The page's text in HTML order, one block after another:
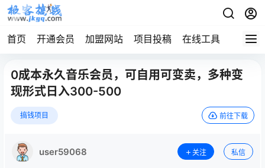
首页 开通会员 加盟网站 项目投稿 在线工具 地址发
0成本永久音乐会员，可自用可变卖，多种变
现形式日入300-500
搞钱项目 前往下载
user59068 关注 私信